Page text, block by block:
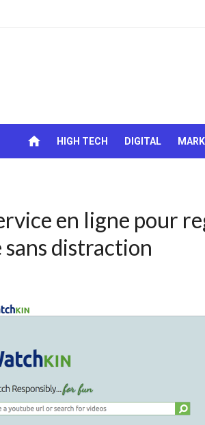
home HIGH TECH DIGITAL
en ligne pour
sans distraction